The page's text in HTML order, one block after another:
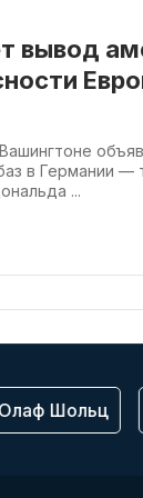
вывод
в Германии —
...
Шольц